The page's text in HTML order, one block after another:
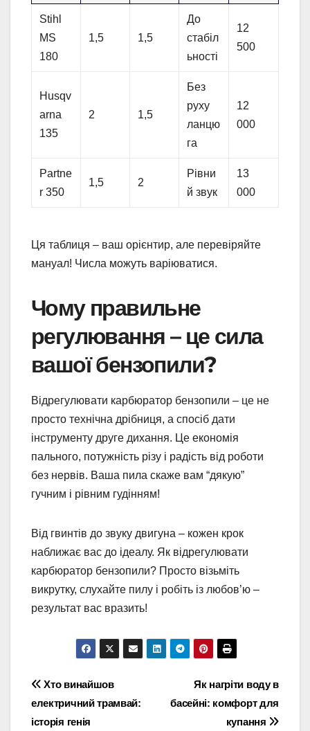
Stihl
MS
180
1,5 1,5
До
стабіл
ьності
12
500
Husqv
arna
135
2 1,5
Без
руху
ланцю
га
12
000
Partne
r 350
1,5 2
Рівни
й звук
13
000
Ця таблиця – ваш орієнтир, але перевіряйте
мануал! Числа можуть варіюватися.
Чому правильне
регулювання – це сила
вашої бензопили?
Відрегулювати карбюратор бензопили – це не
просто технічна дрібниця, а спосіб дати
інструменту друге дихання. Це економія
пального, потужність різу і радість від роботи
без нервів. Ваша пила скаже вам “дякую”
гучним і рівним гудінням!
Від гвинтів до звуку двигуна – кожен крок
наближає вас до ідеалу. Як відрегулювати
карбюратор бензопили? Просто візьміть
викрутку, слухайте пилу і робіть із любов’ю –
результат вас вразить!
Навігація
записів
Як нагріти воду в
басейні: комфорт для
купання
Хто винайшов
електричний трамвай:
історія генія